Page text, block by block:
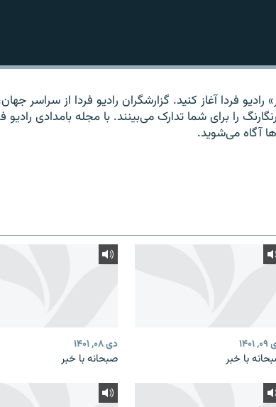
فردا آغاز کنيد. گزارشگران راديو فردا از سراسر
را برای شما تدارک می‌بينند. با مجله بامدادی راديو
آگاه می‌شويد.
با خبر
دی ۰۸, ۱۴۰۱
صبحانه با خبر